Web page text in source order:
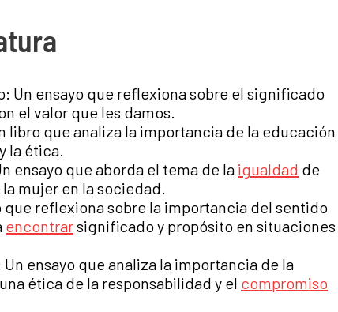
Un ensayo que reflexiona sobre el significado
el valor que les damos.
libro que analiza la importancia de la educación
la ética.
ensayo que aborda el tema de la igualdad de
mujer en la sociedad.
que reflexiona sobre la importancia del sentido
encontrarsignificado y propósito en situaciones
ensayo que analiza la importancia de la
ética de la responsabilidad y el compromiso